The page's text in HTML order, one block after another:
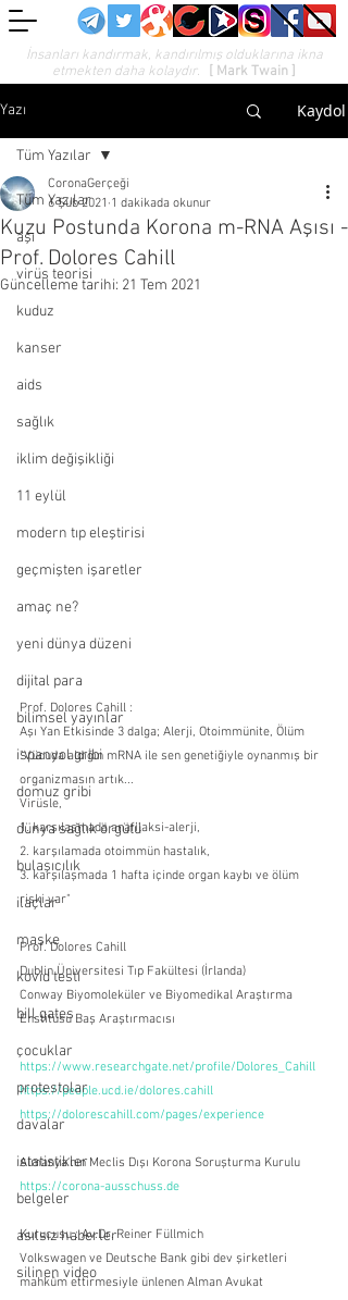
İnsanları kandırmak, kandırılmış olduklarına ikna
etmekten daha kolaydır.
[ Mark Twain ]
Yazı Kaydol
Tüm Yazılar
aşı
virüs teorisi
kuduz
kanser
aids
sağlık
iklim değişikliği
11 eylül
modern tıp eleştirisi
geçmişten işaretler
amaç ne?
yeni dünya düzeni
dijital para
bilimsel yayınlar
ispanyol gribi
domuz gribi
dünya sağlık örgütü
bulaşıcılık
ilaçlar
maske
kovid testi
bill gates
çocuklar
protestolar
davalar
istatistikler
belgeler
asılsız haberler
silinen video
Tüm Yazılar
Kuzu Postunda Korona m-RNA Aşısı -
Prof. Dolores Cahill
CoronaGerçeği
6 Şub 2021 1 dakikada okunur
Güncelleme tarihi: 21 Tem 2021
Prof. Dolores Cahill :
Aşı Yan Etkisinde 3 dalga; Alerji, Otoimmünite, Ölüm
"Vücuda aldığın mRNA ile sen genetiğiyle oynanmış bir
organizmasın artık...
Virüsle,
1. karşılaşmada anafilaksi-alerji,
2. karşılamada otoimmün hastalık,
3. karşılaşmada 1 hafta içinde organ kaybı ve ölüm
riski var"
Prof. Dolores Cahill
Dublin Üniversitesi Tıp Fakültesi (İrlanda)
Conway Biyomoleküler ve Biyomedikal Araştırma
Enstitüsü Baş Araştırmacısı
https://www.researchgate.net/profile/Dolores_Cahill
https://people.ucd.ie/dolores.cahill
https://dolorescahill.com/pages/experience
Almanya'nın Meclis Dışı Korona Soruşturma Kurulu
https://corona-ausschuss.de
Kurucusu : Av.Dr. Reiner Füllmich
Volkswagen ve Deutsche Bank gibi dev şirketleri
mahkûm ettirmesiyle ünlenen Alman Avukat